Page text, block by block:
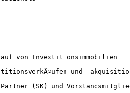
von Investitionsimmobilien
und -
(SK) und Vorstandsmitglied